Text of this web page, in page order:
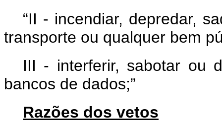
“II - incendiar, depredar,
transporte ou qualquer bem
III - interferir, sabotar ou
bancos de dados;”
Razões dos vetos